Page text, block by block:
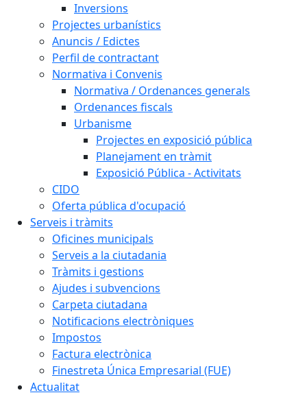
Inversions
Projectes urbanístics
Anuncis / Edictes
Perfil de contractant
Normativa i Convenis
Normativa / Ordenances generals
Ordenances fiscals
Urbanisme
Projectes en exposició pública
Planejament en tràmit
Exposició Pública - Activitats
CIDO
Oferta pública d'ocupació
Serveis i tràmits
Oficines municipals
Serveis a la ciutadania
Tràmits i gestions
Ajudes i subvencions
Carpeta ciutadana
Notificacions electròniques
Impostos
Factura electrònica
Finestreta Única Empresarial (FUE)
Actualitat